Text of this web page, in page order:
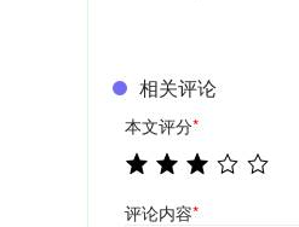
相关评论
本文评分*
评论内容*